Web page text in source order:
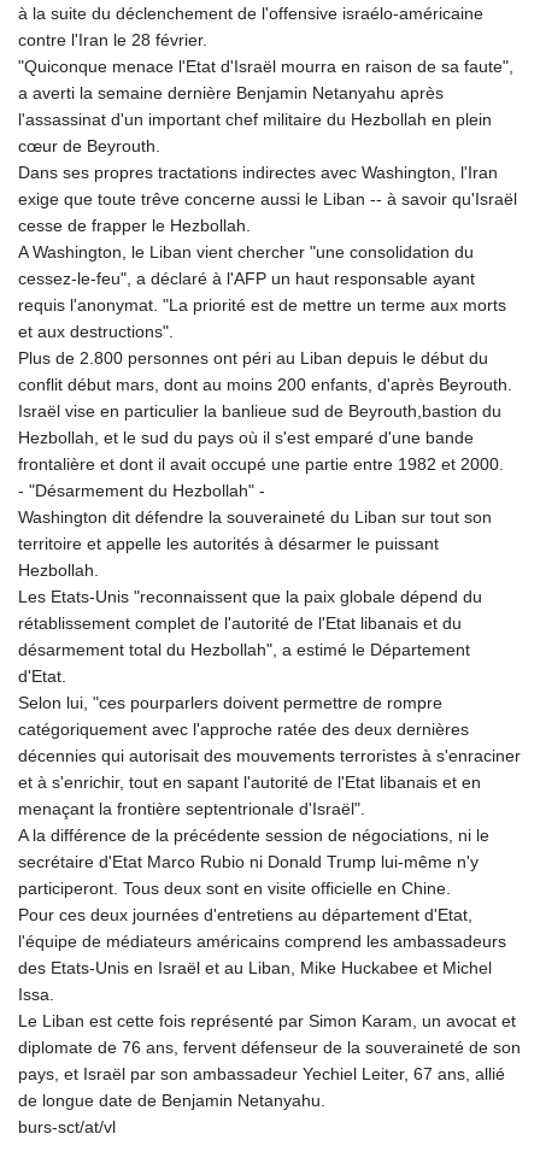
à la suite du déclenchement de l'offensive israélo-américaine
contre l'Iran le 28 février.
"Quiconque menace l'Etat d'Israël mourra en raison de sa faute",
a averti la semaine dernière Benjamin Netanyahu après
l'assassinat d'un important chef militaire du Hezbollah en plein
cœur de Beyrouth.
Dans ses propres tractations indirectes avec Washington, l'Iran
exige que toute trêve concerne aussi le Liban -- à savoir qu'Israël
cesse de frapper le Hezbollah.
A Washington, le Liban vient chercher "une consolidation du
cessez-le-feu", a déclaré à l'AFP un haut responsable ayant
requis l'anonymat. "La priorité est de mettre un terme aux morts
et aux destructions".
Plus de 2.800 personnes ont péri au Liban depuis le début du
conflit début mars, dont au moins 200 enfants, d'après Beyrouth.
Israël vise en particulier la banlieue sud de Beyrouth,bastion du
Hezbollah, et le sud du pays où il s'est emparé d'une bande
frontalière et dont il avait occupé une partie entre 1982 et 2000.
- "Désarmement du Hezbollah" -
Washington dit défendre la souveraineté du Liban sur tout son
territoire et appelle les autorités à désarmer le puissant
Hezbollah.
Les Etats-Unis "reconnaissent que la paix globale dépend du
rétablissement complet de l'autorité de l'Etat libanais et du
désarmement total du Hezbollah", a estimé le Département
d'Etat.
Selon lui, "ces pourparlers doivent permettre de rompre
catégoriquement avec l'approche ratée des deux dernières
décennies qui autorisait des mouvements terroristes à s'enraciner
et à s'enrichir, tout en sapant l'autorité de l'Etat libanais et en
menaçant la frontière septentrionale d'Israël".
A la différence de la précédente session de négociations, ni le
secrétaire d'Etat Marco Rubio ni Donald Trump lui-même n'y
participeront. Tous deux sont en visite officielle en Chine.
Pour ces deux journées d'entretiens au département d'Etat,
l'équipe de médiateurs américains comprend les ambassadeurs
des Etats-Unis en Israël et au Liban, Mike Huckabee et Michel
Issa.
Le Liban est cette fois représenté par Simon Karam, un avocat et
diplomate de 76 ans, fervent défenseur de la souveraineté de son
pays, et Israël par son ambassadeur Yechiel Leiter, 67 ans, allié
de longue date de Benjamin Netanyahu.
burs-sct/at/vl